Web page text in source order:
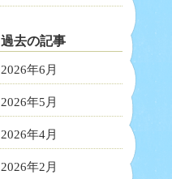
過去の記事
2026年6月
2026年5月
2026年4月
2026年2月